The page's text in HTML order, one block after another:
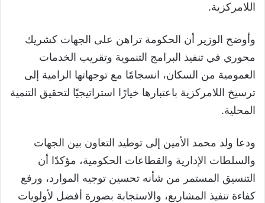
اللامركزية.
وأوضح الوزير أن الحكومة تراهن على الجهات كشريك
محوري في تنفيذ البرامج التنموية وتقريب الخدمات
العمومية من السكان، انسجامًا مع توجهاتها الرامية إلى
ترسيخ اللامركزية باعتبارها خيارًا استراتيجيًا لتحقيق التنمية
المحلية.
ودعا ولد محمد الأمين إلى توطيد التعاون بين الجهات
والسلطات الإدارية والقطاعات الحكومية، مؤكدًا أن
التنسيق المستمر من شأنه تحسين توجيه الموارد، ورفع
كفاءة تنفيذ المشاريع، والاستجابة بصورة أفضل لأولويات